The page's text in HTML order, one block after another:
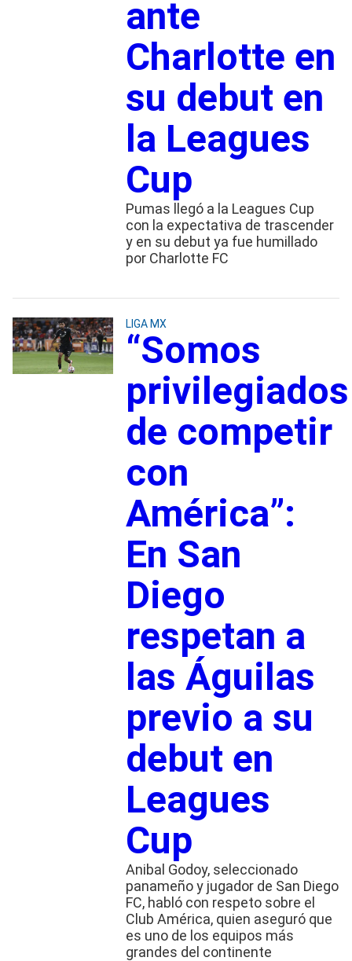
ante
Charlotte en
su debut en
la Leagues
Cup
Pumas llegó a la Leagues Cup
con la expectativa de trascender
y en su debut ya fue humillado
por Charlotte FC
LIGA MX
“Somos
privilegiados
de competir
con
América”:
En San
Diego
respetan a
las Águilas
previo a su
debut en
Leagues
Cup
Anibal Godoy, seleccionado
panameño y jugador de San Diego
FC, habló con respeto sobre el
Club América, quien aseguró que
es uno de los equipos más
grandes del continente